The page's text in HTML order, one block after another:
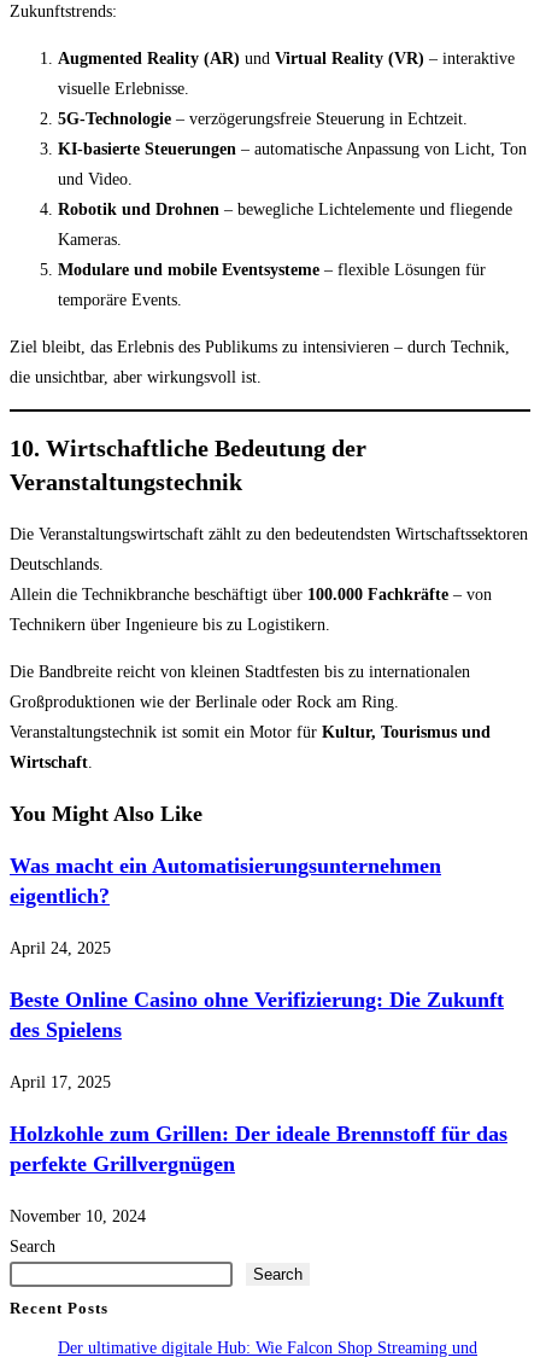
Zukunftstrends:
Augmented Reality (AR) und Virtual Reality (VR) – interaktive
visuelle Erlebnisse.
5G-Technologie – verzögerungsfreie Steuerung in Echtzeit.
KI-basierte Steuerungen – automatische Anpassung von Licht, Ton
und Video.
Robotik und Drohnen – bewegliche Lichtelemente und fliegende
Kameras.
Modulare und mobile Eventsysteme – flexible Lösungen für
temporäre Events.
Ziel bleibt, das Erlebnis des Publikums zu intensivieren – durch Technik,
die unsichtbar, aber wirkungsvoll ist.
10. Wirtschaftliche Bedeutung der
Veranstaltungstechnik
Die Veranstaltungswirtschaft zählt zu den bedeutendsten Wirtschaftssektoren
Deutschlands.
Allein die Technikbranche beschäftigt über 100.000 Fachkräfte – von
Technikern über Ingenieure bis zu Logistikern.
Die Bandbreite reicht von kleinen Stadtfesten bis zu internationalen
Großproduktionen wie der Berlinale oder Rock am Ring.
Veranstaltungstechnik ist somit ein Motor für Kultur, Tourismus und
Wirtschaft
You Might Also Like
Was macht ein Automatisierungsunternehmen
eigentlich?
April 24, 2025
Beste Online Casino ohne Verifizierung: Die Zukunft
des Spielens
April 17, 2025
Holzkohle zum Grillen: Der ideale Brennstoff für das
perfekte Grillvergnügen
November 10, 2024
Search
Search
Recent Posts
Der ultimative digitale Hub: Wie Falcon Shop Streaming und